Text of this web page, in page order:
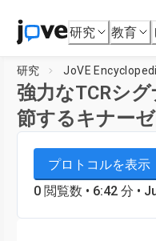
研究 教育
研究 JoVE
強力なTCRシ
節するキナー
JoVE Encyclopedia of
免疫学
プロトコルを表示
0 閲覧数 • 6:42 分 •